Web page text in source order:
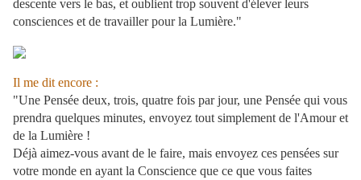
descente vers le bas, et oublient trop souvent d'élever leurs
consciences et de travailler pour la Lumière."
Il me dit encore :
"Une Pensée deux, trois, quatre fois par jour, une Pensée qui vous
prendra quelques minutes, envoyez tout simplement de l'Amour et
de la Lumière !
Déjà aimez-vous avant de le faire, mais envoyez ces pensées sur
votre monde en ayant la Conscience que ce que vous faites